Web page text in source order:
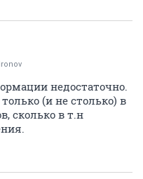
недостаточно.
(и не столько) в
сколько в т.н